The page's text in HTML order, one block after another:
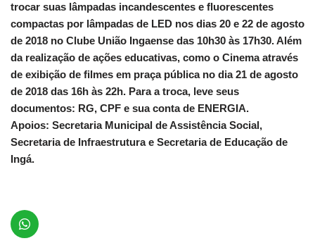
trocar suas lâmpadas incandescentes e fluorescentes
compactas por lâmpadas de LED nos dias 20 e 22 de agosto
de 2018 no Clube União Ingaense das 10h30 às 17h30. Além
da realização de ações educativas, como o Cinema através
de exibição de filmes em praça pública no dia 21 de agosto
de 2018 das 16h às 22h. Para a troca, leve seus
documentos: RG, CPF e sua conta de ENERGIA.
Apoios: Secretaria Municipal de Assistência Social,
Secretaria de Infraestrutura e Secretaria de Educação de
Ingá.